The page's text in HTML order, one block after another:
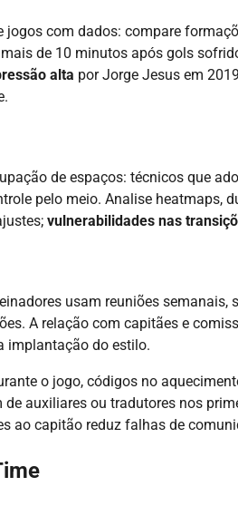
com dados: compare
de 10 minutos após gols
alta por Jorge Jesus em
de espaços: técnicos que
pelo meio. Analise heatmaps,
vulnerabilidades nas
usam reuniões semanais,
A relação com capitães e
implantação do estilo.
o jogo, códigos no
auxiliares ou tradutores nos
ao capitão reduz falhas de